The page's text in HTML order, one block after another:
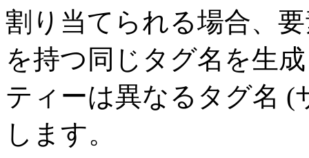
割り当てられる場合、
を持つ同じタグ名を生
ティーは異なるタグ名 (
します。